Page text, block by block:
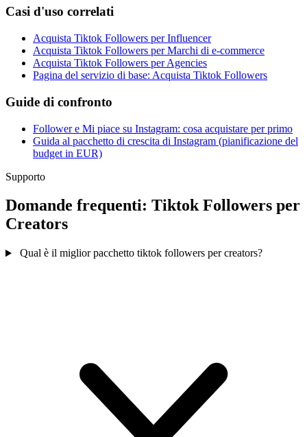
Casi d'uso correlati
Acquista Tiktok Followers per Influencer
Acquista Tiktok Followers per Marchi di e-commerce
Acquista Tiktok Followers per Agencies
Pagina del servizio di base: Acquista Tiktok Followers
Guide di confronto
Follower e Mi piace su Instagram: cosa acquistare per primo
Guida al pacchetto di crescita di Instagram (pianificazione del
budget in EUR)
Supporto
Domande frequenti: Tiktok Followers per
Creators
Qual è il miglior pacchetto tiktok followers per creators?